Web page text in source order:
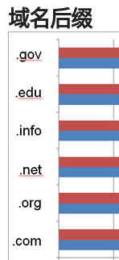
域名后缀